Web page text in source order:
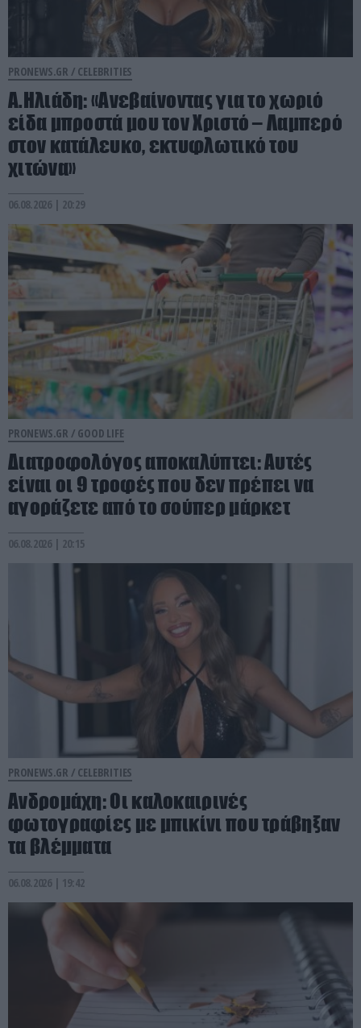
PRONEWS.GR / CELEBRITIES
Α.Ηλιάδη: «Ανεβαίνοντας για το χωριό
είδα μπροστά μου τον Χριστό – Λαμπερό
στον κατάλευκο, εκτυφλωτικό του
χιτώνα»
06.08.2026 | 20:29
PRONEWS.GR / GOOD LIFE
Διατροφολόγος αποκαλύπτει: Αυτές
είναι οι 9 τροφές που δεν πρέπει να
αγοράζετε από το σούπερ μάρκετ
06.08.2026 | 20:15
PRONEWS.GR / CELEBRITIES
Ανδρομάχη: Οι καλοκαιρινές
φωτογραφίες με μπικίνι που τράβηξαν
τα βλέμματα
06.08.2026 | 19:42